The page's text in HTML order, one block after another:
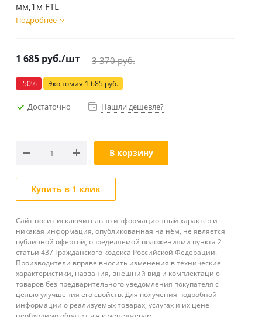
мм,1м FTL
Подробнее
1 685 руб./шт 3 370руб.
-50% Экономия 1 685 руб.
Достаточно Нашли дешевле?
В корзину
Купить в 1 клик
Сайт носит исключительно информационный характер и
никакая информация, опубликованная на нём, не является
публичной офертой, определяемой положениями пункта 2
статьи 437 Гражданского кодекса Российской Федерации.
Производители вправе вносить изменения в технические
характеристики, названия, внешний вид и комплектацию
товаров без предварительного уведомления покупателя с
целью улучшения его свойств. Для получения подробной
информации о реализуемых товарах, услугах и их цене